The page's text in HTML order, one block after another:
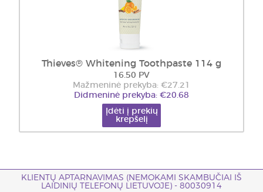
Thieves® Whitening Toothpaste 114 g
16.50 PV
Mažmeninė prekyba: €27.21
Didmeninė prekyba: €20.68
Įdėti į prekių
krepšelį
KLIENTŲ APTARNAVIMAS (NEMOKAMI SKAMBUČIAI IŠ
LAIDINIŲ TELEFONŲ LIETUVOJE) - 80030914